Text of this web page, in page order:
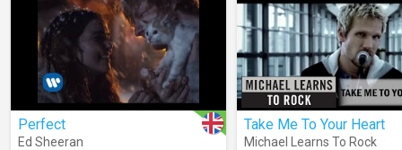
Perfect
Ed Sheeran
Take Me To Your Heart
Michael Learns To Rock